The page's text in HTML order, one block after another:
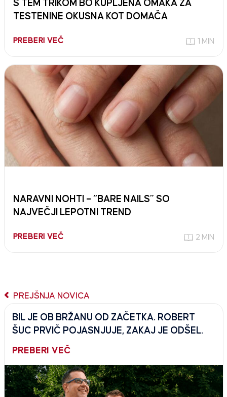
S TEM TRIKOM BO KUPLJENA OMAKA ZA
TESTENINE OKUSNA KOT DOMAČA
PREBERI VEČ 1 MIN
NARAVNI NOHTI – “BARE NAILS” SO
NAJVEČJI LEPOTNI TREND
PREBERI VEČ 2 MIN
PREJŠNJA NOVICA
BIL JE OB BRŽANU OD ZAČETKA. ROBERT
ŠUC PRVIČ POJASNJUJE, ZAKAJ JE ODŠEL.
PREBERI VEČ